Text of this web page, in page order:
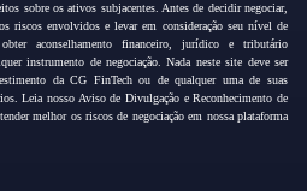
sobre os ativos subjacentes. Antes de decidir negociar,
riscos envolvidos e levar em consideração seu nível de
aconselhamento financeiro, jurídico e tributário
instrumento de negociação. Nada neste site deve ser
da CG FinTech ou de qualquer uma de suas
Leia nosso Aviso de Divulgação e Reconhecimento de
melhor os riscos de negociação em nossa plataforma